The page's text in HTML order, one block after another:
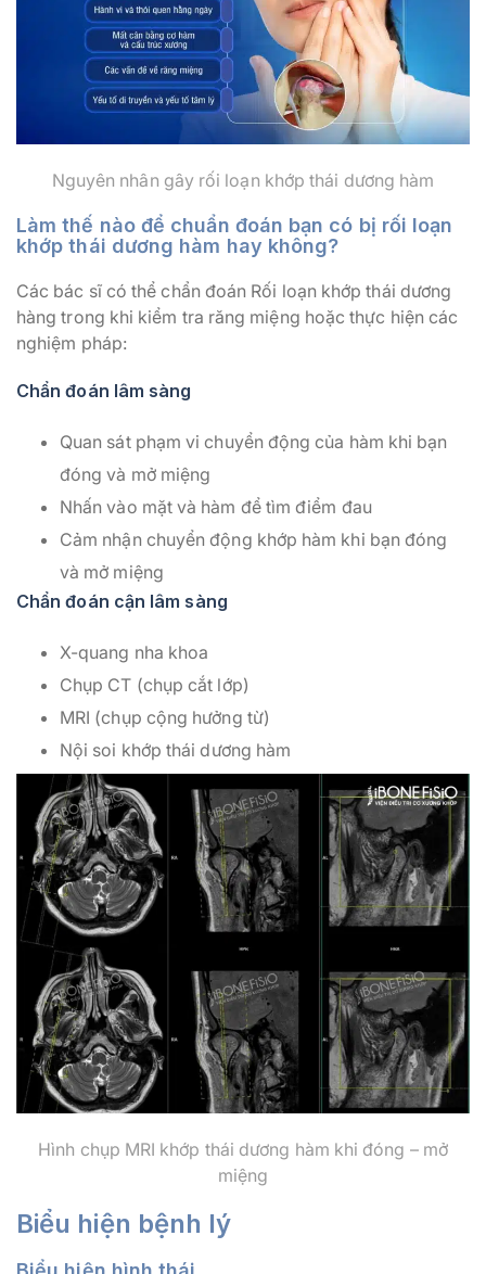
Nguyên nhân gây rối loạn khớp thái dương hàm
Làm thế nào để chuẩn đoán bạn có bị rối loạn
khớp thái dương hàm hay không?
Các bác sĩ có thể chẩn đoán Rối loạn khớp thái dương
hàng trong khi kiểm tra răng miệng hoặc thực hiện các
nghiệm pháp:
Chẩn đoán lâm sàng
Quan sát phạm vi chuyển động của hàm khi bạn
đóng và mở miệng
Nhấn vào mặt và hàm để tìm điểm đau
Cảm nhận chuyển động khớp hàm khi bạn đóng
và mở miệng
Chẩn đoán cận lâm sàng
X-quang nha khoa
Chụp CT (chụp cắt lớp)
MRI (chụp cộng hưởng từ)
Nội soi khớp thái dương hàm
Hình chụp MRI khớp thái dương hàm khi đóng – mở
miệng
Biểu hiện bệnh lý